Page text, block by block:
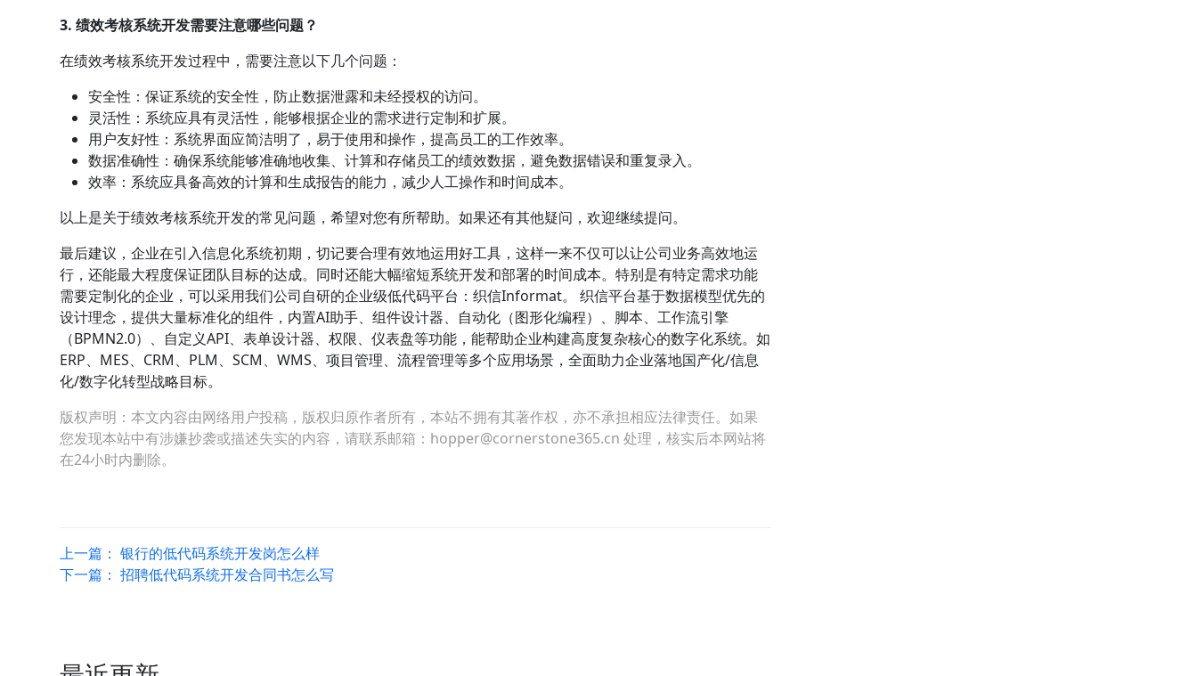
3. 绩效考核系统开发需要注意哪些问题？
在绩效考核系统开发过程中，需要注意以下几个问题：
安全性：保证系统的安全性，防止数据泄露和未经授权的访问。
灵活性：系统应具有灵活性，能够根据企业的需求进行定制和扩展。
用户友好性：系统界面应简洁明了，易于使用和操作，提高员工的工作效率。
数据准确性：确保系统能够准确地收集、计算和存储员工的绩效数据，避免数据错误和重复录入。
效率：系统应具备高效的计算和生成报告的能力，减少人工操作和时间成本。
以上是关于绩效考核系统开发的常见问题，希望对您有所帮助。如果还有其他疑问，欢迎继续提问。
最后建议，企业在引入信息化系统初期，切记要合理有效地运用好工具，这样一来不仅可以让公司业务高效地运
行，还能最大程度保证团队目标的达成。同时还能大幅缩短系统开发和部署的时间成本。特别是有特定需求功能
需要定制化的企业，可以采用我们公司自研的企业级低代码平台：织信Informat。 织信平台基于数据模型优先的
设计理念，提供大量标准化的组件，内置AI助手、组件设计器、自动化（图形化编程）、脚本、工作流引擎
（BPMN2.0）、自定义API、表单设计器、权限、仪表盘等功能，能帮助企业构建高度复杂核心的数字化系统。如
ERP、MES、CRM、PLM、SCM、WMS、项目管理、流程管理等多个应用场景，全面助力企业落地国产化/信息
化/数字化转型战略目标。
版权声明：本文内容由网络用户投稿，版权归原作者所有，本站不拥有其著作权，亦不承担相应法律责任。如果
您发现本站中有涉嫌抄袭或描述失实的内容，请联系邮箱：hopper@cornerstone365.cn 处理，核实后本网站将
在24小时内删除。
上一篇：银行的低代码系统开发岗怎么样
下一篇：招聘低代码系统开发合同书怎么写